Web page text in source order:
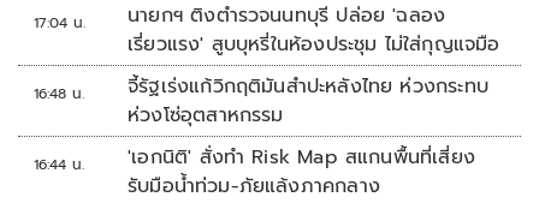
17:04 น.
นายกฯ ติงตำรวจนนทบุรี ปล่อย 'ฉลอง
เรี่ยวแรง' สูบบุหรี่ในห้องประชุม ไม่ใส่กุญแจมือ
16:48 น.
จี้รัฐเร่งแก้วิกฤติมันสำปะหลังไทย ห่วงกระทบ
ห่วงโซ่อุตสาหกรรม
16:44 น.
'เอกนิติ' สั่งทำ Risk Map สแกนพื้นที่เสี่ยง
รับมือน้ำท่วม-ภัยแล้งภาคกลาง